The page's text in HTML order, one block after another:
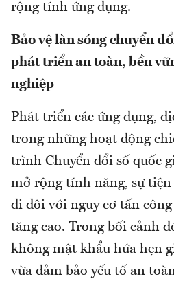
rộng tính ứng dụng.
Bảo vệ làn sóng chuyển
phát triển an toàn, bền
nghiệp
Phát triển các ứng dụng,
trong những hoạt động
trình Chuyển đổi số quốc
mở rộng tính năng, sự tiện
đi đôi với nguy cơ tấn
tăng cao. Trong bối cảnh
không mật khẩu hứa hẹn
vừa đảm bảo yếu tố an